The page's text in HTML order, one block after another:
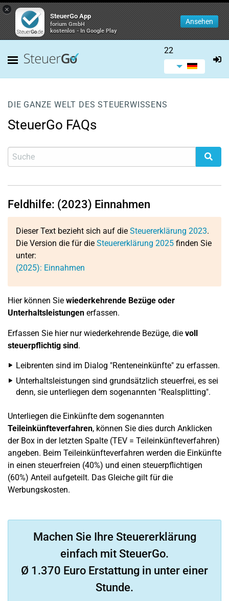
×
SteuerGo App
forium GmbH
kostenlos - In Google Play
Ansehen
22
DIE GANZE WELT DES STEUERWISSENS
SteuerGo FAQs
Feldhilfe: (2023) Einnahmen
Dieser Text bezieht sich auf die Steuererklärung 2023.
Die Version die für die Steuererklärung 2025 finden Sie
unter:
(2025): Einnahmen
Hier können Sie wiederkehrende Bezüge oder
Unterhaltsleistungen erfassen.
Erfassen Sie hier nur wiederkehrende Bezüge, die voll
steuerpflichtig sind.
Leibrenten sind im Dialog "Renteneinkünfte" zu erfassen.
Unterhaltsleistungen sind grundsätzlich steuerfrei, es sei
denn, sie unterliegen dem sogenannten "Realsplitting".
Unterliegen die Einkünfte dem sogenannten
Teileinkünfteverfahren, können Sie dies durch Anklicken
der Box in der letzten Spalte (TEV = Teileinkünfteverfahren)
angeben. Beim Teileinkünfteverfahren werden die Einkünfte
in einen steuerfreien (40%) und einen steuerpflichtigen
(60%) Anteil aufgeteilt. Das Gleiche gilt für die
Werbungskosten.
Machen Sie Ihre Steuererklärung
einfach mit SteuerGo.
Ø 1.370 Euro Erstattung in unter einer
Stunde.